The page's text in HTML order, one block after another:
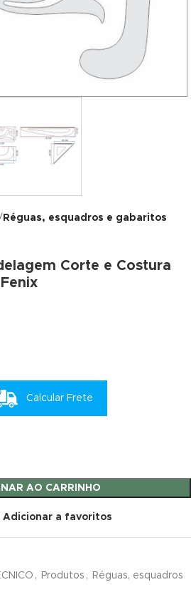
Réguas, esquadros e gabaritos
Corte e Costura
Calcular Frete
AO CARRINHO
Adicionar a favoritos
, Produtos ,
Réguas, esquadros